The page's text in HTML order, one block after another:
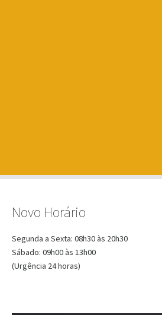
Novo Horário
Segunda a Sexta: 08h30 às 20h30
Sábado: 09h00 às 13h00
(Urgência 24 horas)